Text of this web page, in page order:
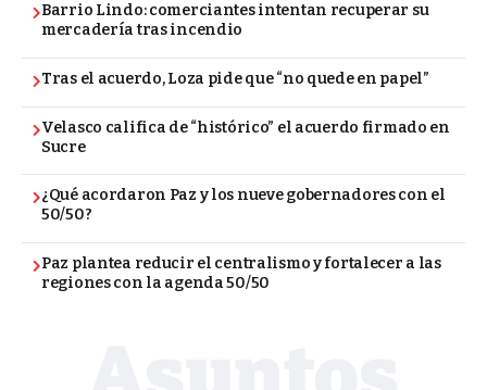
Barrio Lindo: comerciantes intentan recuperar su
mercadería tras incendio
Tras el acuerdo, Loza pide que “no quede en papel”
Velasco califica de “histórico” el acuerdo firmado en
Sucre
¿Qué acordaron Paz y los nueve gobernadores con el
50/50?
Paz plantea reducir el centralismo y fortalecer a las
regiones con la agenda 50/50